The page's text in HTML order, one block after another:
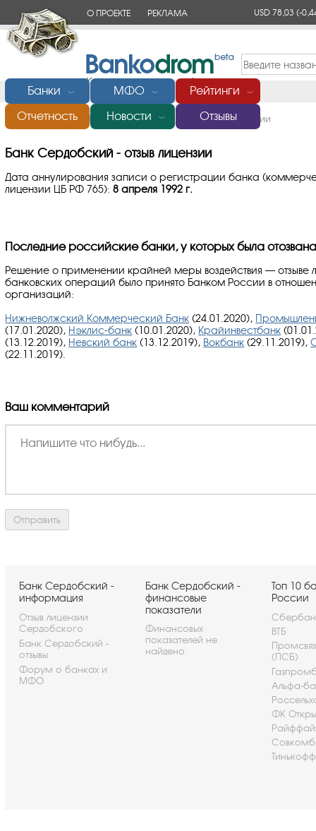
О ПРОЕКТЕ РЕКЛАМА USD 78,03(-
Банки ﹀ МФО ﹀ Рейтинги ﹀
Отчетность Новости ﹀ Отзывы
Главная/Банки России/Сердобский /Отзыв лицензии
Банк Сердобский - отзыв лицензии
Дата аннулирования записи о регистрации банка
лицензии ЦБ РФ 765):8 апреля 1992 г.
Последние российские банки, у которых была
Решение о применении крайней меры воздействия — отзыве
банковских операций было принято Банком России в
организаций:
Нижневолжский Коммерческий Банк (24.01.2020),
(17.01.2020), Нэклис-банк (10.01.2020), Крайинвестбанк
(13.12.2019), Невский банк (13.12.2019), Вокбанк (29.11.2019),
(22.11.2019).
Ваш комментарий
Банк Сердобский -
информация
Отзыв лицензии
Сердобского
Банк Сердобский -
отзывы
Форум о банках и
МФО
Банк Сердобский -
финансовые
показатели
Финансовых
показателей не
найдено.
Топ 10
России
ВТБ
(ПСБ)
Альфа-
ФК